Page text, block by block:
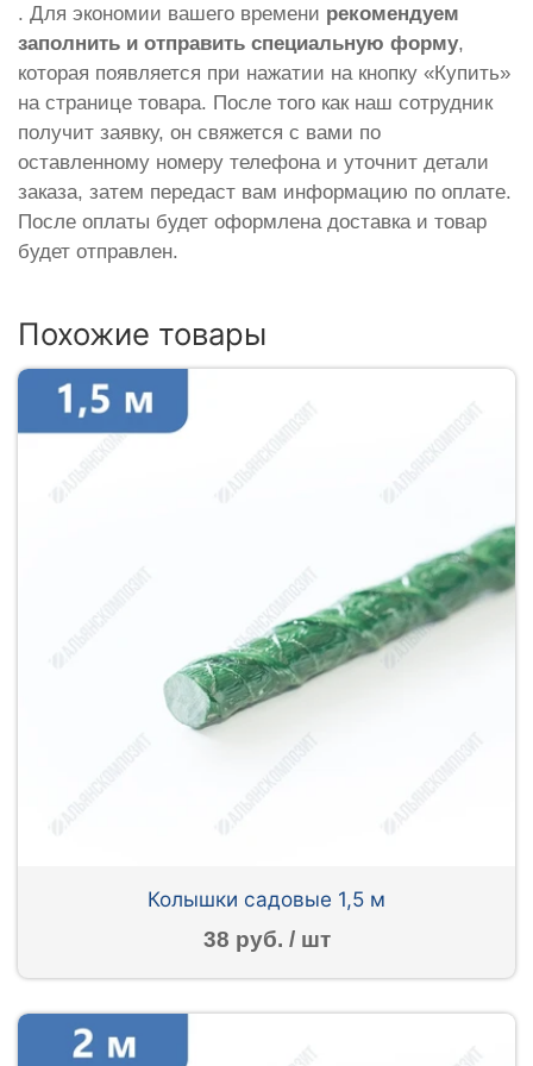
. Для экономии вашего времени рекомендуем
заполнить и отправить специальную форму,
которая появляется при нажатии на кнопку «Купить»
на странице товара. После того как наш сотрудник
получит заявку, он свяжется с вами по
оставленному номеру телефона и уточнит детали
заказа, затем передаст вам информацию по оплате.
После оплаты будет оформлена доставка и товар
будет отправлен.
Похожие товары
Колышки садовые 1,5 м
38 руб. / шт